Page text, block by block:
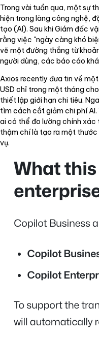
Trong vài tuần qua, một sự
hiện trong làng công nghệ,
tạo (AI). Sau khi Giám đốc
rằng việc "ngày càng khó
vẽ một đường thẳng từ
người dùng, các báo cáo
Axios recently đưa tin về
USD chỉ trong một tháng
thiết lập giới hạn chi tiêu.
tìm cách cắt giảm chi phí
ai có thể đo lường chính xác
thậm chí là tạo ra một
vụ.